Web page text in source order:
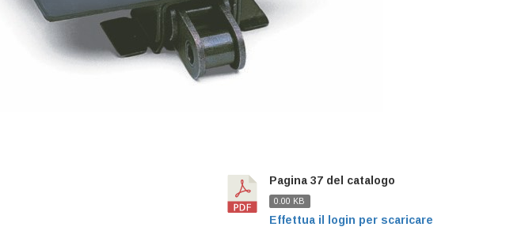
Pagina 37 del catalogo
0.00 KB
Effettua il login per scaricare